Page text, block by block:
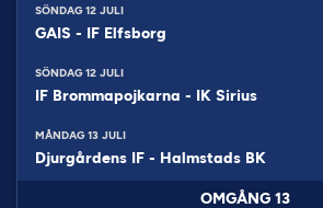
SÖNDAG 12 JULI
GAIS - IF Elfsborg
SÖNDAG 12 JULI
IF Brommapojkarna - IK Sirius
MÅNDAG 13 JULI
Djurgårdens IF - Halmstads BK
OMGÅNG 13